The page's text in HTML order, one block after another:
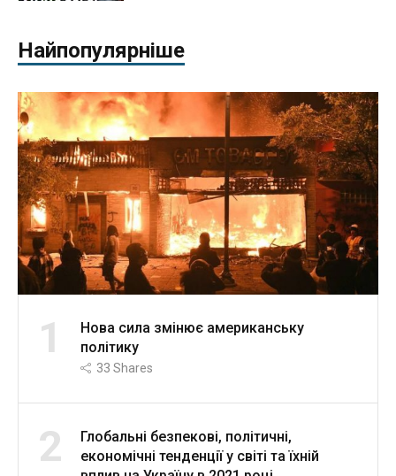
Найпопулярніше
1
Нова сила змінює американську
політику
33 Shares
2
Глобальні безпекові, політичні,
економічні тенденції у світі та їхній